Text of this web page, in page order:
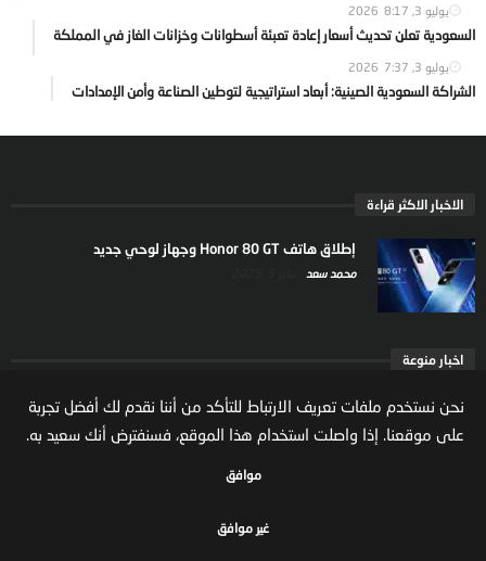
يوليو 3, 2026 8:17
السعودية تعلن تحديث أسعار إعادة تعبئة أسطوانات وخزانات الغاز في المملكة
يوليو 3, 2026 7:37
الشراكة السعودية الصينية: أبعاد استراتيجية لتوطين الصناعة وأمن الإمدادات
الاخبار الاكثر قراءة
إطلاق هاتف Honor 80 GT وجهاز لوحي جديد
محمد سعد
اخبار منوعة
ارتفاع ملكية المستثمرين الاجانب في السوق السعودية
مال واعمال
نحن نستخدم ملفات تعريف الارتباط للتأكد من أننا نقدم لك أفضل تجربة
على موقعنا. إذا واصلت استخدام هذا الموقع، فسنفترض أنك سعيد به.
موافق
غير موافق